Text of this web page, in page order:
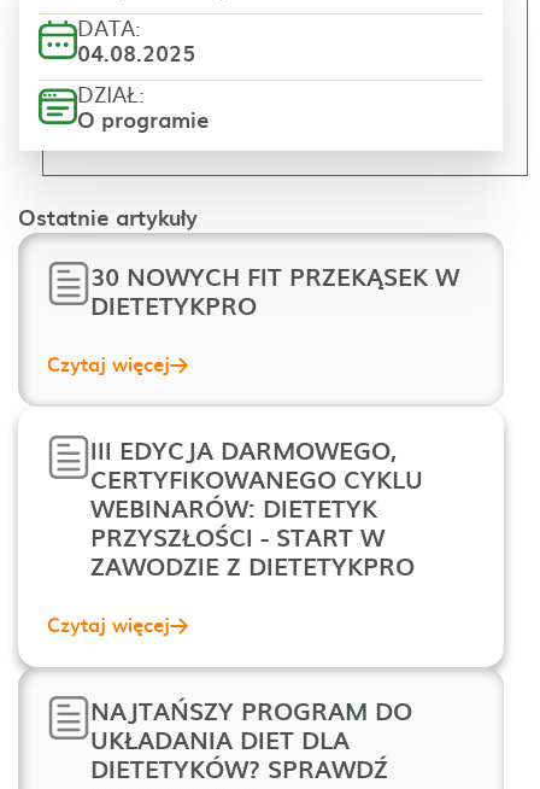
DATA:
04.08.2025
DZIAŁ:
O programie
Ostatnie artykuły
30 NOWYCH FIT PRZEKĄSEK W
DIETETYKPRO
Czytaj więcej
III EDYCJA DARMOWEGO,
CERTYFIKOWANEGO CYKLU
WEBINARÓW: DIETETYK
PRZYSZŁOŚCI - START W
ZAWODZIE Z DIETETYKPRO
Czytaj więcej
NAJTAŃSZY PROGRAM DO
UKŁADANIA DIET DLA
DIETETYKÓW? SPRAWDŹ